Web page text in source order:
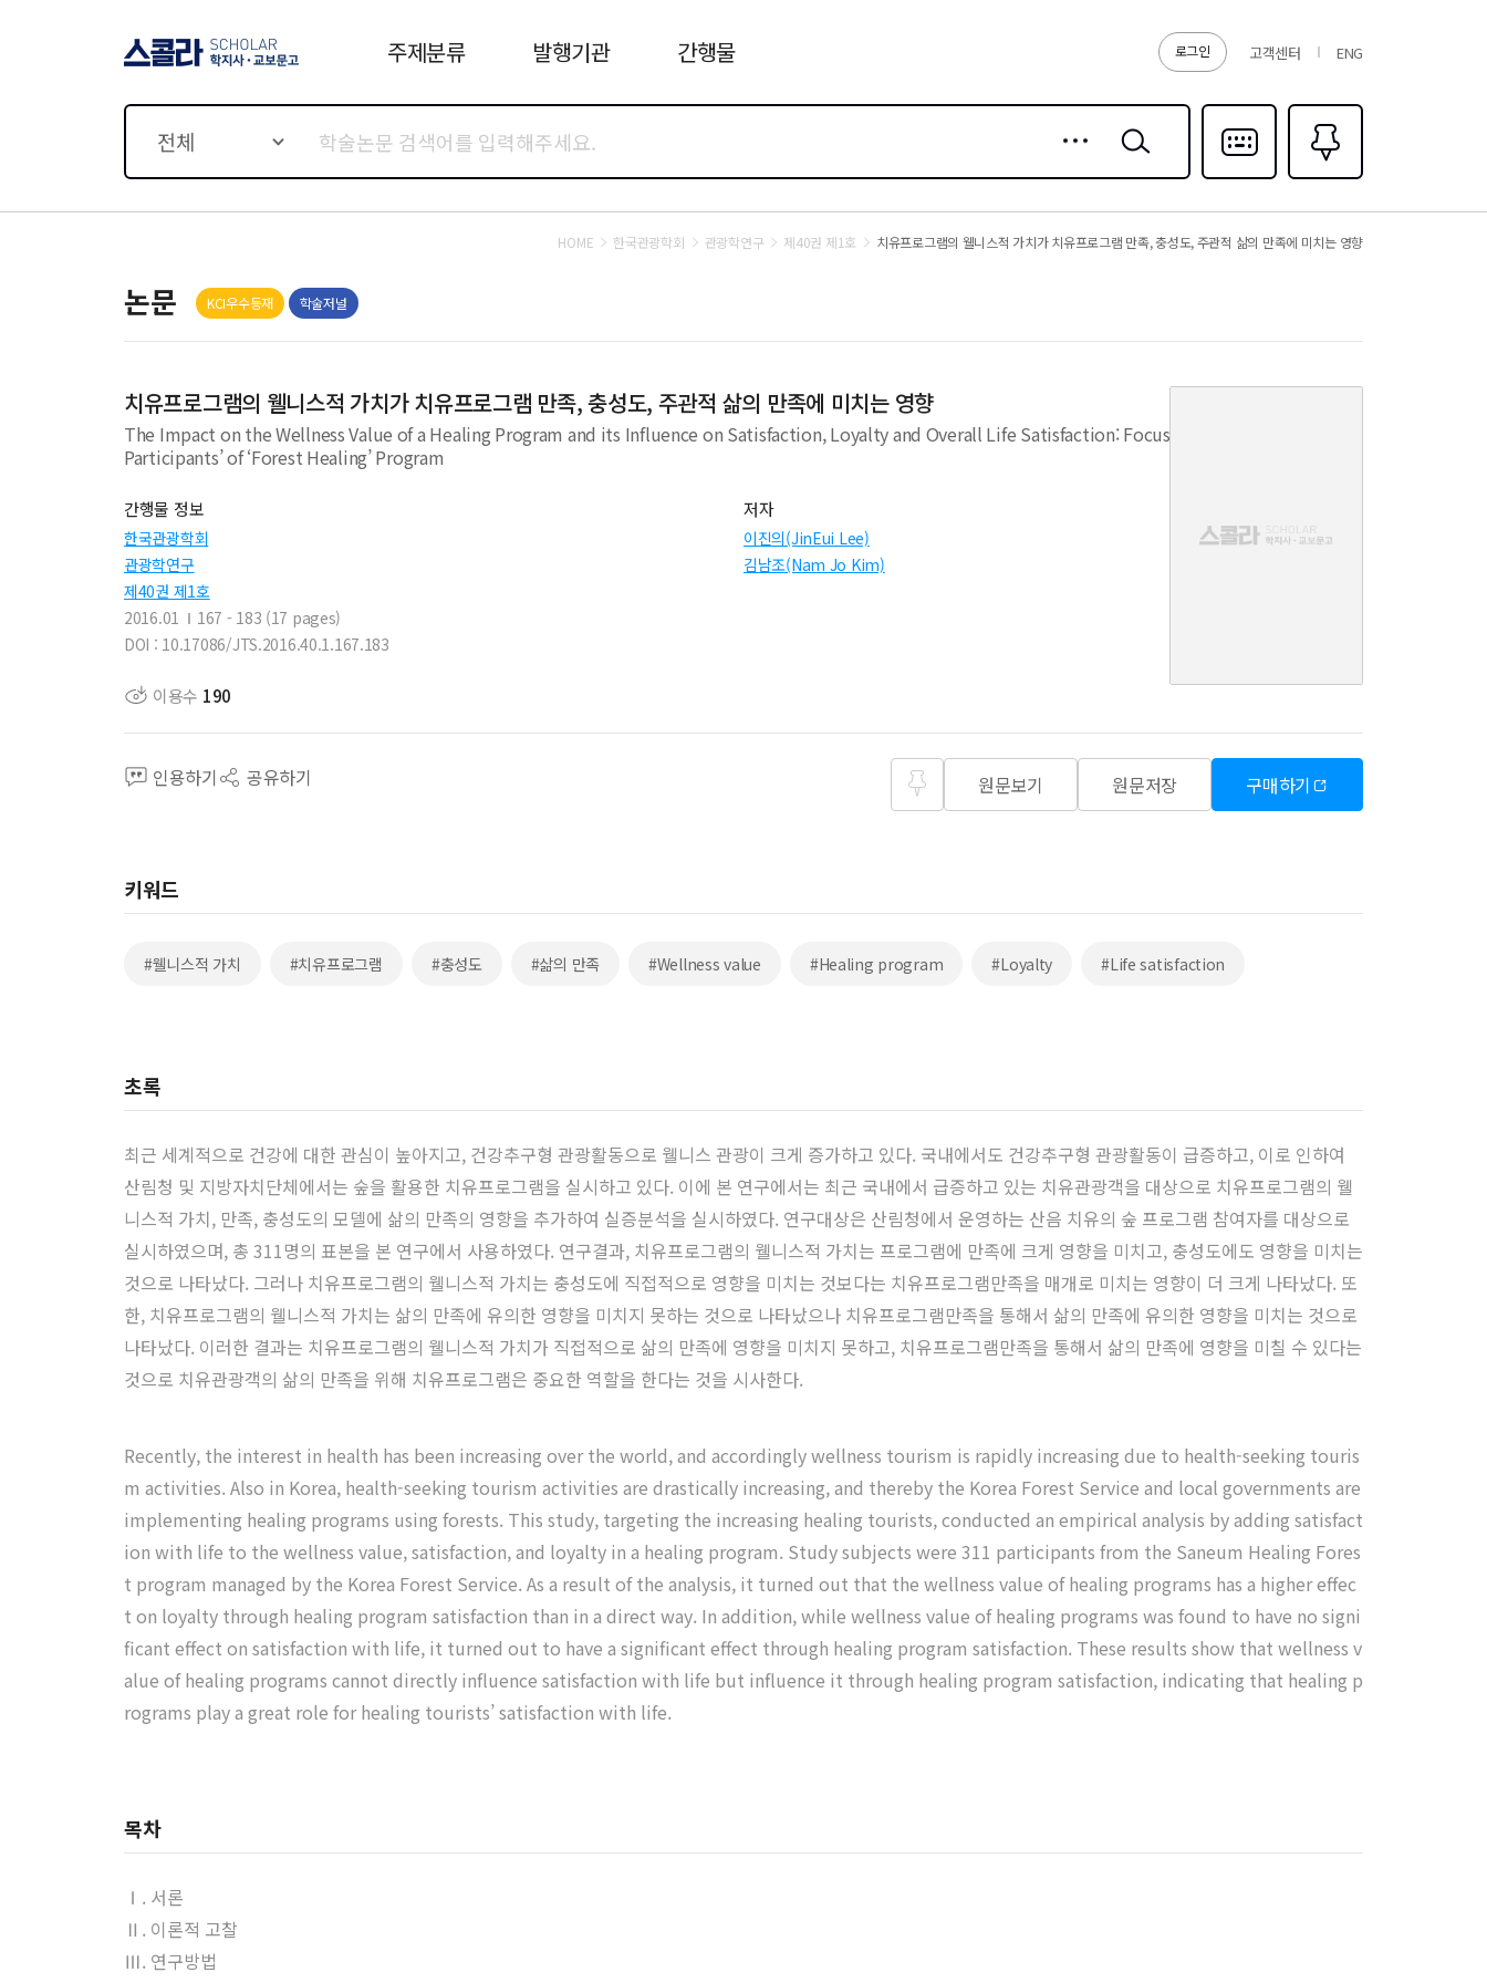
로그인 고객센터 ENG
주제분류 발행기관 간행물
전체
검색
다국어입력
즐겨찾기0
HOME 한국관광학회 관광학연구 제40권 제1호 치유프로그램의 웰니스적 가치가 치유프로그램 만족, 충성도, 주관적 삶의 만족에 미치는 영향
논문 KCI우수등재 학술저널
치유프로그램의 웰니스적 가치가 치유프로그램 만족, 충성도, 주관적 삶의 만족에 미치는 영향
The Impact on the Wellness Value of a Healing Program and its Influence on Satisfaction, Loyalty and Overall Life Satisfaction: Focusing on the
Participants’ of ‘Forest Healing’ Program
간행물 정보
한국관광학회
관광학연구
제40권 제1호
2016.01
167 - 183 (17 pages)
DOI : 10.17086/JTS.2016.40.1.167.183
저자
이진의(JinEui Lee)
김남조(Nam Jo Kim)
이용수 190
인용하기 공유하기 원문보기 원문저장 구매하기
키워드
#웰니스적 가치 #치유프로그램 #충성도 #삶의 만족 #Wellness value #Healing program #Loyalty #Life satisfaction
초록
최근 세계적으로 건강에 대한 관심이 높아지고, 건강추구형 관광활동으로 웰니스 관광이 크게 증가하고 있다. 국내에서도 건강추구형 관광활동이 급증하고, 이로 인하여
산림청 및 지방자치단체에서는 숲을 활용한 치유프로그램을 실시하고 있다. 이에 본 연구에서는 최근 국내에서 급증하고 있는 치유관광객을 대상으로 치유프로그램의 웰
니스적 가치, 만족, 충성도의 모델에 삶의 만족의 영향을 추가하여 실증분석을 실시하였다. 연구대상은 산림청에서 운영하는 산음 치유의 숲 프로그램 참여자를 대상으로
실시하였으며, 총 311명의 표본을 본 연구에서 사용하였다. 연구결과, 치유프로그램의 웰니스적 가치는 프로그램에 만족에 크게 영향을 미치고, 충성도에도 영향을 미치는
것으로 나타났다. 그러나 치유프로그램의 웰니스적 가치는 충성도에 직접적으로 영향을 미치는 것보다는 치유프로그램만족을 매개로 미치는 영향이 더 크게 나타났다. 또
한, 치유프로그램의 웰니스적 가치는 삶의 만족에 유의한 영향을 미치지 못하는 것으로 나타났으나 치유프로그램만족을 통해서 삶의 만족에 유의한 영향을 미치는 것으로
나타났다. 이러한 결과는 치유프로그램의 웰니스적 가치가 직접적으로 삶의 만족에 영향을 미치지 못하고, 치유프로그램만족을 통해서 삶의 만족에 영향을 미칠 수 있다는
것으로 치유관광객의 삶의 만족을 위해 치유프로그램은 중요한 역할을 한다는 것을 시사한다.
Recently, the interest in health has been increasing over the world, and accordingly wellness tourism is rapidly increasing due to health-seeking touris
m activities. Also in Korea, health-seeking tourism activities are drastically increasing, and thereby the Korea Forest Service and local governments are
implementing healing programs using forests. This study, targeting the increasing healing tourists, conducted an empirical analysis by adding satisfact
ion with life to the wellness value, satisfaction, and loyalty in a healing program. Study subjects were 311 participants from the Saneum Healing Fores
t program managed by the Korea Forest Service. As a result of the analysis, it turned out that the wellness value of healing programs has a higher effec
t on loyalty through healing program satisfaction than in a direct way. In addition, while wellness value of healing programs was found to have no signi
ficant effect on satisfaction with life, it turned out to have a significant effect through healing program satisfaction. These results show that wellness v
alue of healing programs cannot directly influence satisfaction with life but influence it through healing program satisfaction, indicating that healing p
rograms play a great role for healing tourists’ satisfaction with life.
목차
Ⅰ. 서론
Ⅱ. 이론적 고찰
Ⅲ. 연구방법